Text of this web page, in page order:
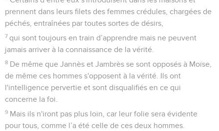
prennent dans leurs filets des femmes crédules, chargées de
péchés, entraînées par toutes sortes de désirs,
7 qui sont toujours en train d’apprendre mais ne peuvent
jamais arriver à la connaissance de la vérité.
8 De même que Jannès et Jambrès se sont opposés à Moïse,
de même ces hommes s'opposent à la vérité. Ils ont
l'intelligence pervertie et sont disqualifiés en ce qui
concerne la foi.
9 Mais ils n'iront pas plus loin, car leur folie sera évidente
pour tous, comme l’a été celle de ces deux hommes.